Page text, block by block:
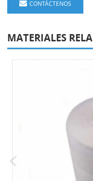
CONTÁCTENOS
MATERIALES